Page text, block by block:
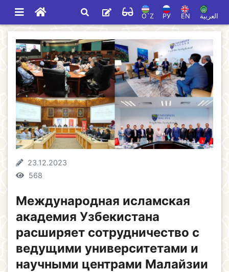
O`Z РУ EN العربية
23.12.2023
568
Международная исламская
академия Узбекистана
расширяет сотрудничество с
ведущими университетами и
научными центрами Малайзии